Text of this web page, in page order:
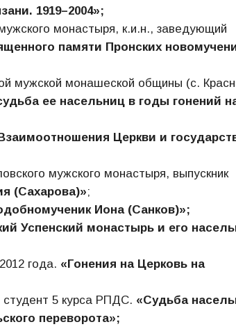
1919–2004»;
монастыря, к.и.н., заведующий
памяти Пронских
мужской монашеской общины (с.
ее насельниц в годы гонений
Церкви и
мужского монастыря, выпускник
(Сахарова)»;
Иона (Санков)»;
Успенский монастырь и его
года. «Гонения на Церковь на
5 курса РПДС. «Судьба
переворота»;